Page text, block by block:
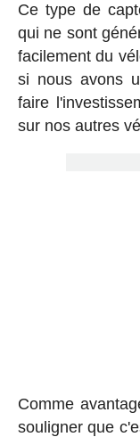
Ce type de
qui ne sont
facilement du
si nous avons
faire
sur nos autres
Comme
souligner que